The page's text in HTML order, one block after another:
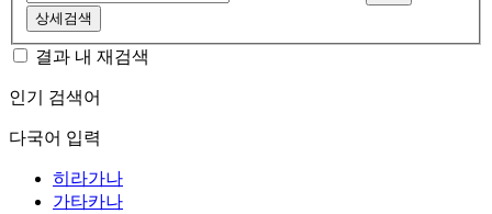
상세검색
결과 내 재검색
인기 검색어
다국어 입력
히라가나
가타카나